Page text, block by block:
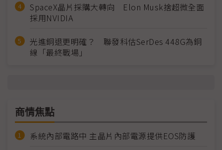
SpaceX晶片採購大轉向 Elon Musk捨超微全面
採用NVIDIA
光進銅退更明確？ 聯發科估SerDes 448G為銅
線「最終戰場」
商情焦點
系統內部電路中 主晶片內部電源提供EOS防護